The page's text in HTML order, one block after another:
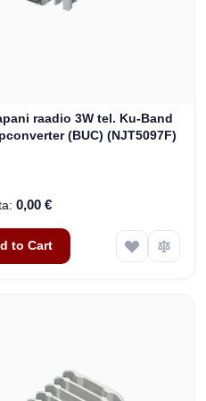
raadio 3W tel. Ku-Band
(BUC) (NJT5097F)
0,00 €
to Cart